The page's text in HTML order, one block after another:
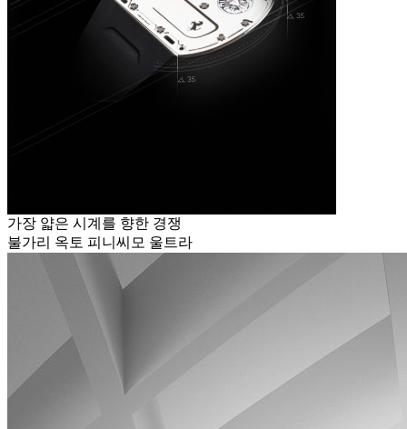
가장 얇은 시계를 향한 경쟁
불가리 옥토 피니씨모 울트라